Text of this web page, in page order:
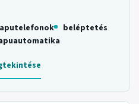
beléptetés